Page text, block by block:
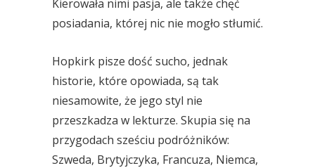
Kierowała nimi pasja, ale także chęć
posiadania, której nic nie mogło stłumić.
Hopkirk pisze dość sucho, jednak
historie, które opowiada, są tak
niesamowite, że jego styl nie
przeszkadza w lekturze. Skupia się na
przygodach sześciu podróżników:
Szweda, Brytyjczyka, Francuza, Niemca,